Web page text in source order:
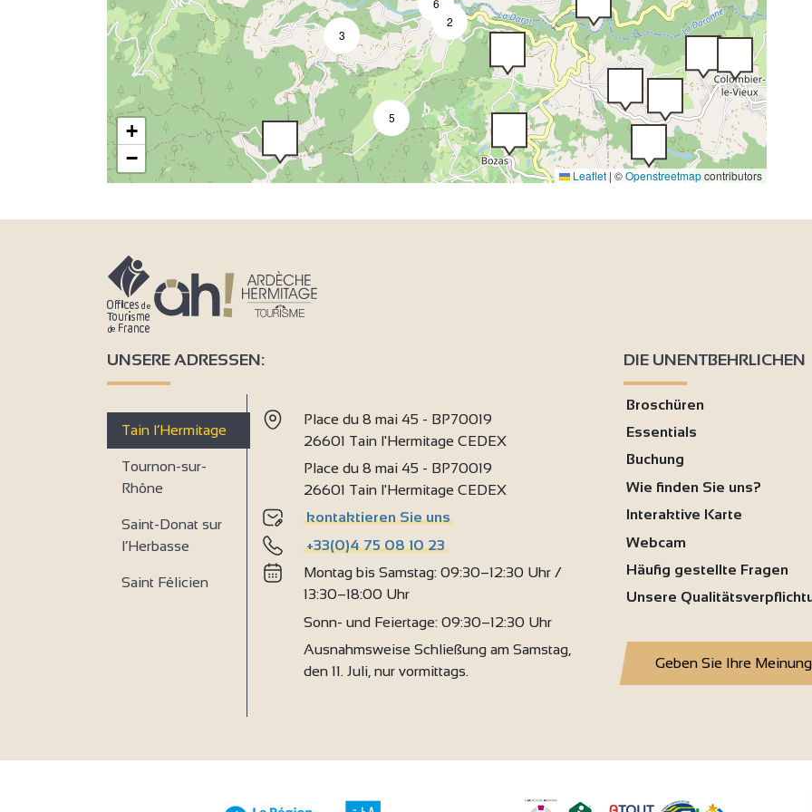
2
2
5
4
2
3
+
−
Leaflet | ©Openstreetmapcontributors
UNSERE ADRESSEN:
Tain l’Hermitage
Tournon-sur-
Rhône
Saint-Donat sur
l’Herbasse
Saint Félicien
Place du 8 mai 45 - BP70019
26601 Tain l'Hermitage CEDEX
Place du 8 mai 45 - BP70019
26601 Tain l'Hermitage CEDEX
kontaktieren Sie uns
+33(0)4 75 08 10 23
Montag bis Samstag: 09:30–12:30 Uhr /
13:30–18:00 Uhr
Sonn- und Feiertage: 09:30–12:30 Uhr
Ausnahmsweise Schließung am Samstag,
den 11. Juli, nur vormittags.
DIE UNENTBEHRLICHEN
Broschüren
Essentials
Buchung
Wie finden Sie uns?
Interaktive Karte
Webcam
Häufig gestellte Fragen
Unsere
Geben Sie Ihre Meinung